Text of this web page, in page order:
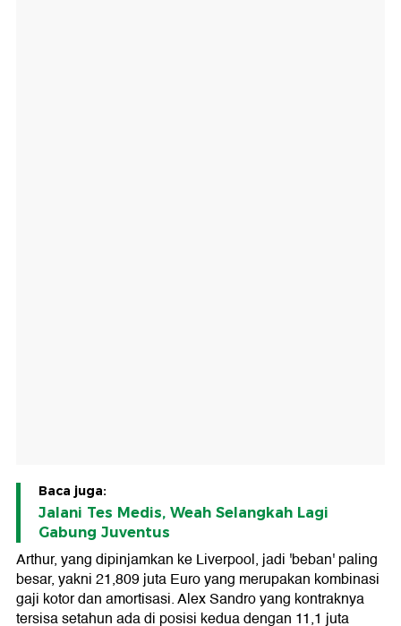
Baca juga:
Jalani Tes Medis, Weah Selangkah Lagi
Gabung Juventus
Arthur, yang dipinjamkan ke Liverpool, jadi 'beban' paling
besar, yakni 21,809 juta Euro yang merupakan kombinasi
gaji kotor dan amortisasi. Alex Sandro yang kontraknya
tersisa setahun ada di posisi kedua dengan 11,1 juta